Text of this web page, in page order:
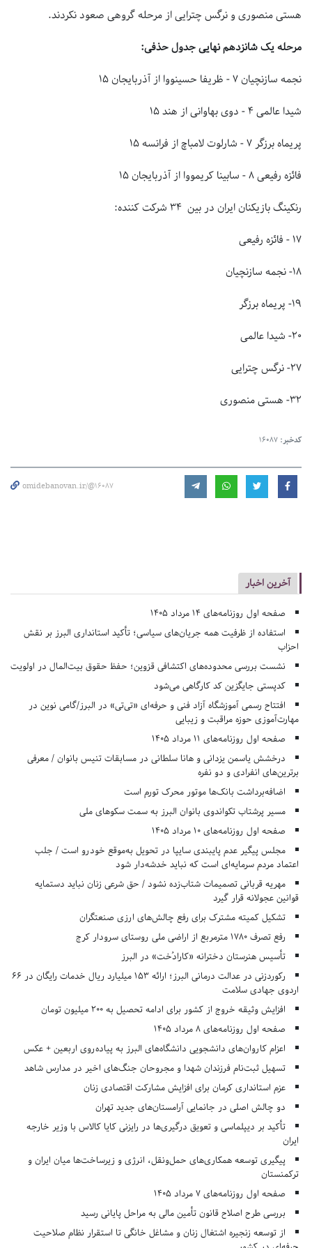
هستی منصوری و نرگس چترایی از مرحله گروهی صعود نکردند.
مرحله یک شانزدهم نهایی جدول حذفی:
نجمه سازنچیان ۷ - ظریفا حسینووا از آذربایجان ۱۵
شیدا عالمی ۴ - دوی بهاوانی از هند ۱۵
پریماه برزگر ۷ - شارلوت لامباچ از فرانسه ۱۵
فائزه رفیعی ۸ - سابینا کریمووا از آذربایجان ۱۵
رنکینگ بازیکنان ایران در بین ۳۴ شرکت کننده:
۱۷ - فائزه رفیعی
۱۸- نجمه سازنچیان
۱۹- پریماه برزگر
۲۰- شیدا عالمی
۲۷- نرگس چترایی
۳۲- هستی منصوری
کدخبر: 16087
omidebanovan.ir/@16087
آخرین اخبار
صفحه اول روزنامه‌های 14 مرداد 1405
استفاده از ظرفیت همه جریان‌های سیاسی؛ تأکید استانداری البرز بر نقش
احزاب
نشست بررسی محدوده‌های اکتشافی قزوین؛ حفظ حقوق بیت‌المال در اولویت
کدپستی جایگزین کد کارگاهی می‌شود
افتتاح رسمی آموزشگاه آزاد فنی و حرفه‌ای «تی‌تی» در البرز/گامی نوین در
مهارت‌آموزی حوزه مراقبت و زیبایی
صفحه اول روزنامه‌های 11 مرداد 1405
درخشش یاسمن یزدانی و هانا سلطانی در مسابقات تنیس بانوان / معرفی
برترین‌های انفرادی و دو نفره
اضافه‌برداشت بانک‌ها موتور محرک تورم است
مسیر پرشتاب تکواندوی بانوان البرز به سمت سکوهای ملی
صفحه اول روزنامه‌های 10 مرداد 1405
مجلس پیگیر عدم پایبندی سایپا در تحویل به‌موقع خودرو است / جلب
اعتماد مردم سرمایه‌ای است که نباید خدشه‌دار شود
مهریه قربانی تصمیمات شتاب‌زده نشود / حق شرعی زنان نباید دستمایه
قوانین عجولانه قرار گیرد
تشکیل کمیته مشترک برای رفع چالش‌های ارزی صنعتگران
رفع تصرف ۱۷۸۰ مترمربع از اراضی ملی روستای سرودار کرج
تأسیس هنرستان دخترانه «کارادُخت» در البرز
رکوردزنی در عدالت درمانی البرز؛ ارائه ۱۵۳ میلیارد ریال خدمات رایگان در ۶۶
اردوی جهادی سلامت
افزایش وثیقه خروج از کشور برای ادامه تحصیل به ۲۰۰ میلیون تومان
صفحه اول روزنامه‌های 8 مرداد 1405
اعزام کاروان‌های دانشجویی دانشگاه‌های البرز به پیاده‌روی اربعین + عکس
تسهیل ثبت‌نام فرزندان شهدا و مجروحان جنگ‌های اخیر در مدارس شاهد
عزم استانداری کرمان برای افزایش مشارکت اقتصادی زنان
دو چالش اصلی در جانمایی آرامستان‌های جدید تهران
تأکید بر دیپلماسی و تعویق درگیری‌ها در رایزنی کایا کالاس با وزیر خارجه
ایران
پیگیری توسعه همکاری‌های حمل‌ونقل، انرژی و زیرساخت‌ها میان ایران و
ترکمنستان
صفحه اول روزنامه‌های 7 مرداد 1405
بررسی طرح اصلاح قانون تأمین مالی به مراحل پایانی رسید
از توسعه زنجیره اشتغال زنان و مشاغل خانگی تا استقرار نظام صلاحیت